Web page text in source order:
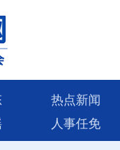
热点新闻
人事任免